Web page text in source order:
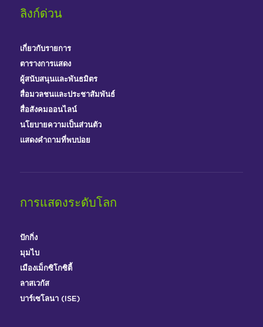
ลิงก์ด่วน
เกี่ยวกับรายการ
ตารางการแสดง
ผู้สนับสนุนและพันธมิตร
สื่อมวลชนและประชาสัมพันธ์
สื่อสังคมออนไลน์
นโยบายความเป็นส่วนตัว
แสดงคำถามที่พบบ่อย
การแสดงระดับโลก
ปักกิ่ง
มุมไบ
เมืองเม็กซิโกซิตี้
ลาสเวกัส
บาร์เซโลนา (ISE)